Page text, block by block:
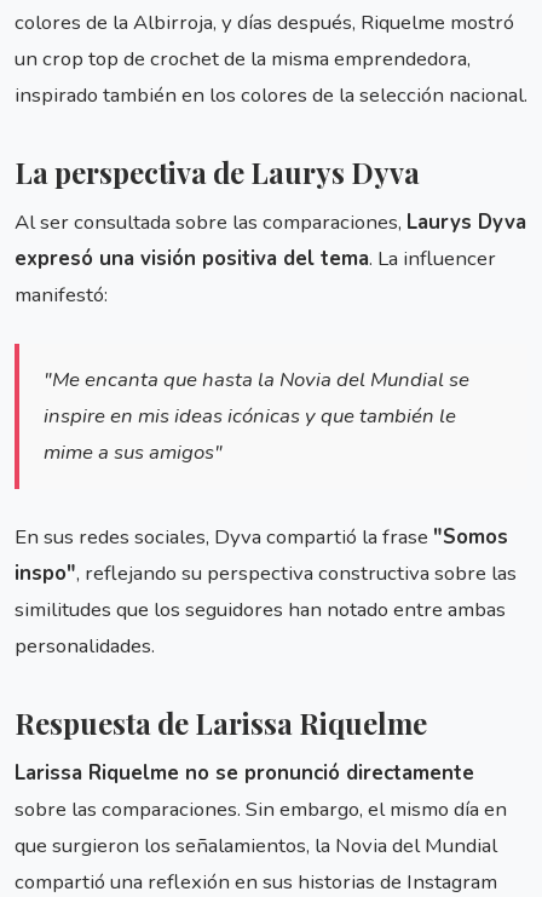
colores de la Albirroja, y días después, Riquelme mostró
un crop top de crochet de la misma emprendedora,
inspirado también en los colores de la selección nacional.
La perspectiva de Laurys Dyva
Al ser consultada sobre las comparaciones, Laurys Dyva
expresó una visión positiva del tema. La influencer
manifestó:
"Me encanta que hasta la Novia del Mundial se
inspire en mis ideas icónicas y que también le
mime a sus amigos"
En sus redes sociales, Dyva compartió la frase "Somos
inspo", reflejando su perspectiva constructiva sobre las
similitudes que los seguidores han notado entre ambas
personalidades.
Respuesta de Larissa Riquelme
Larissa Riquelme no se pronunció directamente
sobre las comparaciones. Sin embargo, el mismo día en
que surgieron los señalamientos, la Novia del Mundial
compartió una reflexión en sus historias de Instagram